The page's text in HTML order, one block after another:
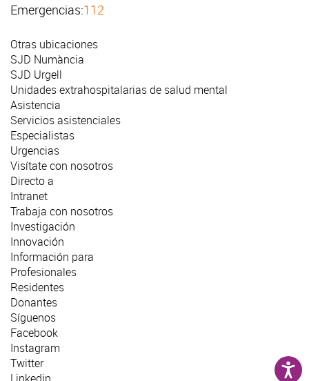
Emergencias:112
Otras ubicaciones
SJD Numància
SJD Urgell
Unidades extrahospitalarias de salud mental
Asistencia
Servicios asistenciales
Especialistas
Urgencias
Visítate con nosotros
Directo a
Intranet
Trabaja con nosotros
Investigación
Innovación
Información para
Profesionales
Residentes
Donantes
Síguenos
Facebook
Instagram
Twitter
Linkedin